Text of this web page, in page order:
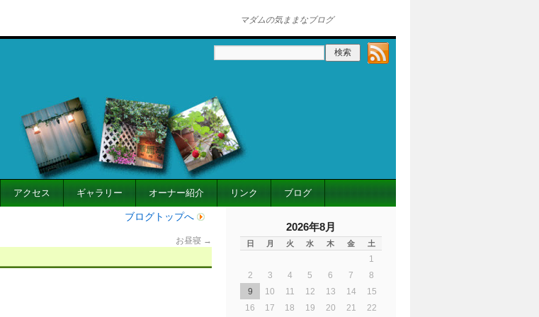
マダムの気ままなブログ
アクセス ギャラリー オーナー紹介 リンク ブログ
ブログトップへ
お昼寝 →
2026年8月
日 月 火 水 木 金 土
1
2
3 4 5 6 7
8
9
10 11 12 13 14
15
16
17 18 19 20 21
22